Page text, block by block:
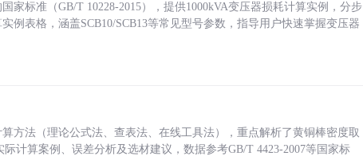
家标准（GB/T 10228-2015），提供1000kVA变压器损耗计算实例，分步
例表格，涵盖SCB10/SCB13等常见型号参数，指导用户快速掌握变压器
方法（理论公式法、查表法、在线工具法），重点解析了黄铜棒密度取
计算案例、误差分析及选材建议，数据参考GB/T 4423-2007等国家标